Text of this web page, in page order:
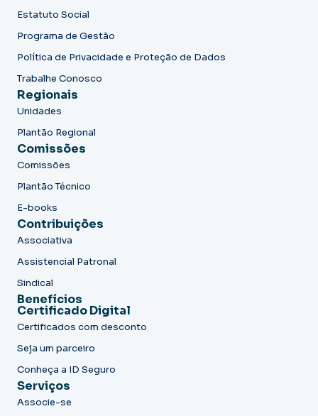
Estatuto Social
Programa de Gestão
Política de Privacidade e Proteção de Dados
Trabalhe Conosco
Regionais
Unidades
Plantão Regional
Comissões
Comissões
Plantão Técnico
E-books
Contribuições
Associativa
Assistencial Patronal
Sindical
Benefícios
Certificado Digital
Certificados com desconto
Seja um parceiro
Conheça a ID Seguro
Serviços
Associe-se